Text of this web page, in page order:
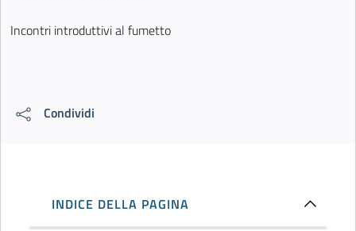
Incontri introduttivi al fumetto
Condividi
INDICE DELLA PAGINA